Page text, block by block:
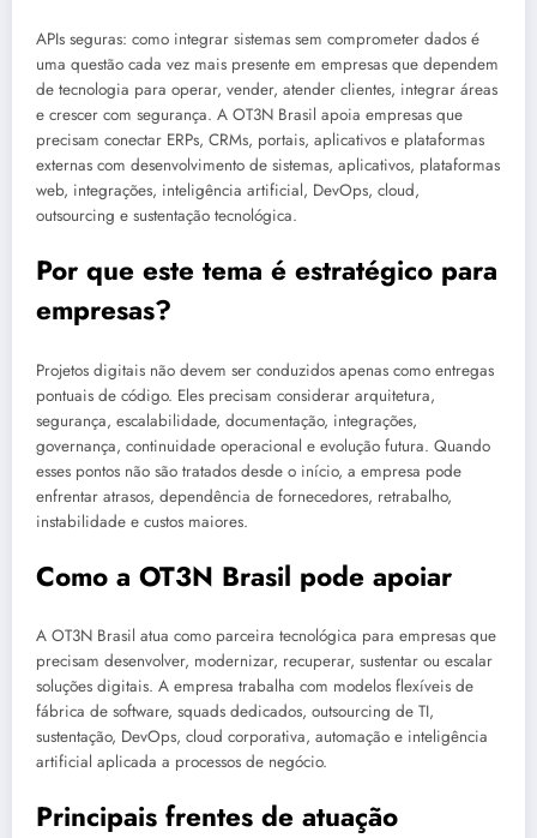
APIs seguras: como integrar sistemas sem comprometer dados é
uma questão cada vez mais presente em empresas que dependem
de tecnologia para operar, vender, atender clientes, integrar áreas
e crescer com segurança. A OT3N Brasil apoia empresas que
precisam conectar ERPs, CRMs, portais, aplicativos e plataformas
externas com desenvolvimento de sistemas, aplicativos, plataformas
web, integrações, inteligência artificial, DevOps, cloud,
outsourcing e sustentação tecnológica.
Por que este tema é estratégico para
empresas?
Projetos digitais não devem ser conduzidos apenas como entregas
pontuais de código. Eles precisam considerar arquitetura,
segurança, escalabilidade, documentação, integrações,
governança, continuidade operacional e evolução futura. Quando
esses pontos não são tratados desde o início, a empresa pode
enfrentar atrasos, dependência de fornecedores, retrabalho,
instabilidade e custos maiores.
Como a OT3N Brasil pode apoiar
A OT3N Brasil atua como parceira tecnológica para empresas que
precisam desenvolver, modernizar, recuperar, sustentar ou escalar
soluções digitais. A empresa trabalha com modelos flexíveis de
fábrica de software, squads dedicados, outsourcing de TI,
sustentação, DevOps, cloud corporativa, automação e inteligência
artificial aplicada a processos de negócio.
Principais frentes de atuação